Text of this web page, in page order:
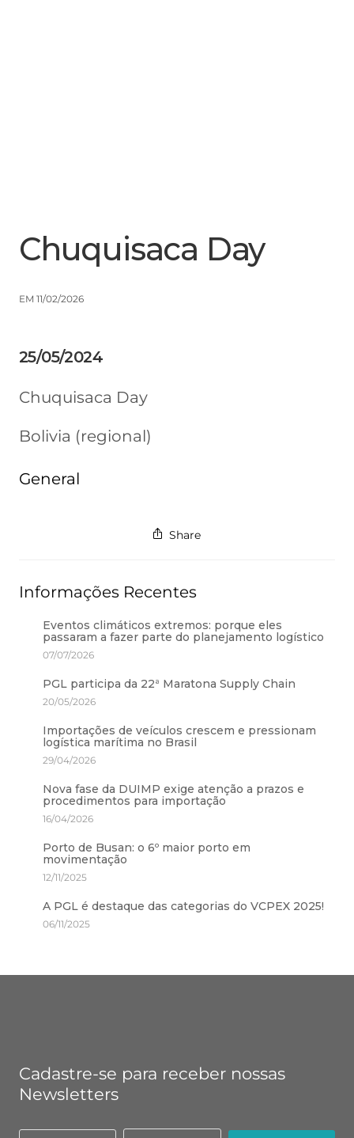
Chuquisaca Day
EM 11/02/2026
25/05/2024
Chuquisaca Day
Bolivia (regional)
General
Share
Informações Recentes
Eventos climáticos extremos: porque eles
passaram a fazer parte do planejamento logístico
07/07/2026
PGL participa da 22ª Maratona Supply Chain
20/05/2026
Importações de veículos crescem e pressionam
logística marítima no Brasil
29/04/2026
Nova fase da DUIMP exige atenção a prazos e
procedimentos para importação
16/04/2026
Porto de Busan: o 6º maior porto em
movimentação
12/11/2025
A PGL é destaque das categorias do VCPEX 2025!
06/11/2025
Cadastre-se para receber nossas
Newsletters